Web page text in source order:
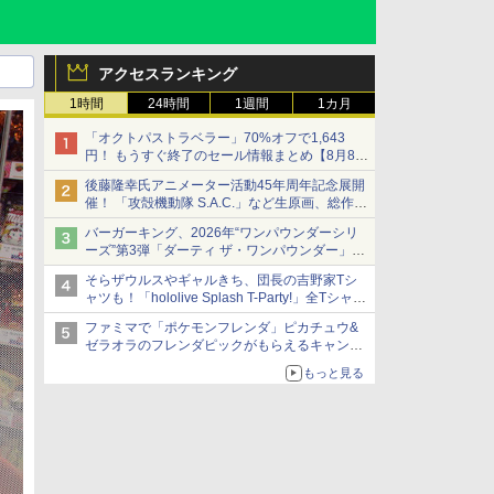
アクセスランキング
1時間 24時間 1週間 1カ月
「オクトパストラベラー」70%オフで1,643
円！ もうすぐ終了のセール情報まとめ【8月8日
更新】
ニンテンドーeショップでは「大神 絶景版」が
67%オフで990円
後藤隆幸氏アニメーター活動45年周年記念展開
催！ 「攻殻機動隊 S.A.C.」など生原画、総作画
監督修正が展示
バーガーキング、2026年“ワンパウンダーシリ
ーズ”第3弾「ダーティ ザ・ワンパウンダー」を
8月7日発売
「特製ガーリックマヨソース」を使用した超大
型チーズバーガー
そらザウルスやギャルきち、団長の吉野家Tシ
ャツも！「hololive Splash T-Party!」全Tシャツ
ラインナップ公開＆オンライン販売開始
ファミマで「ポケモンフレンダ」ピカチュウ&
ゼラオラのフレンダピックがもらえるキャンペ
もっと見る